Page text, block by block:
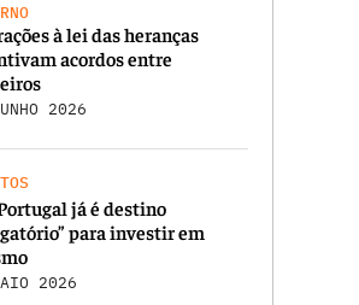
à lei das heranças
acordos entre
2026
já é destino
para investir em
2026